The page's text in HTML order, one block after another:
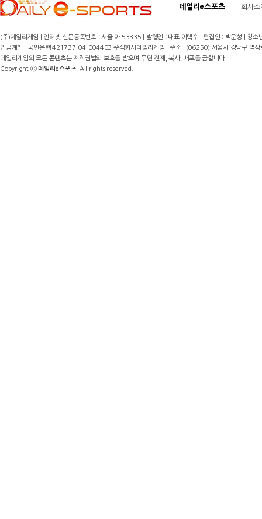
데일리e스포츠 회사소
(주)데일리게임 | 인터넷 신문등록번호 : 서울 아 53335 | 발행인 : 대표 이택수 | 편집인 : 박운성 |
입금계좌 : 국민은행 421737-04-004403 주식회사데일리게임 | 주소 : (06250) 서울시 강남구
데일리게임의 모든 콘텐츠는 저작권법의 보호를 받으며 무단 전재, 복사, 배포를 금합니다.
Copyright ⓒ데일리e스포츠. All rights reserved.